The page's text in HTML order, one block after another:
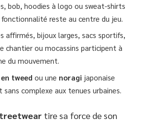
bob, hoodies à logo ou sweat-shirts
reste au centre du jeu.
affirmés, bijoux larges, sacs sportifs,
chantier ou mocassins participent à
du mouvement.
tweed ou une noragi japonaise
sans complexe aux tenues urbaines.
tire sa force de son